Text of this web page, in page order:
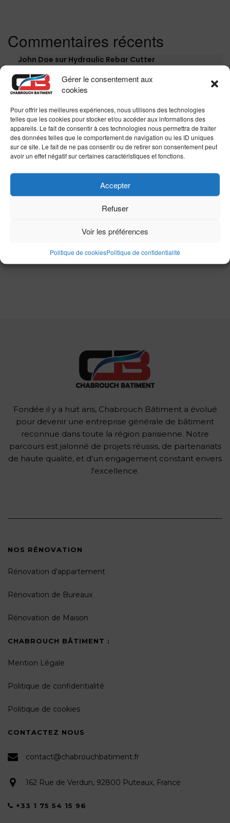
Gérer le consentement aux
cookies
Pour offrir les meilleures expériences, nous utilisons des technologies
telles que les cookies pour stocker et/ou accéder aux informations des
appareils. Le fait de consentir à ces technologies nous permettra de traiter
des données telles que le comportement de navigation ou les ID uniques
sur ce site. Le fait de ne pas consentir ou de retirer son consentement peut
avoir un effet négatif sur certaines caractéristiques et fonctions.
Accepter
Refuser
Voir les préférences
Politique de cookiesPolitique de confidentialité
Commentaires récents
John Doe sur Hydraulic Rebar Cutter
John Doe
surSquare Ruler
John Doe
John DoesurCordless Reciprocating Saw
John DoesurFolding Shovel
Rechercher :
Aucune catégorie
Fondée il y a huit ans, Chabrouch Bâtiment a évolué
pour devenir une entreprise générale de bâtiment
reconnue dans toute la région parisienne. Notre
parcours est jalonné de projets réussis, de partenariats
de haute qualité, et d'un engagement constant envers
l'excellence.
NOS RÉNOVATION
Rénovation d'appartement
Rénovation de Bureaux
Rénovation de Maison
CHABROUCH BÂTIMENT :
Mention Légale
Politique de confidentialité
Politique de cookies
CONTACTEZ NOUS
contact@chabrouchbatiment.fr
162 Rue de Verdun, 92800 Puteaux, France
+33 1 75 54 15 96